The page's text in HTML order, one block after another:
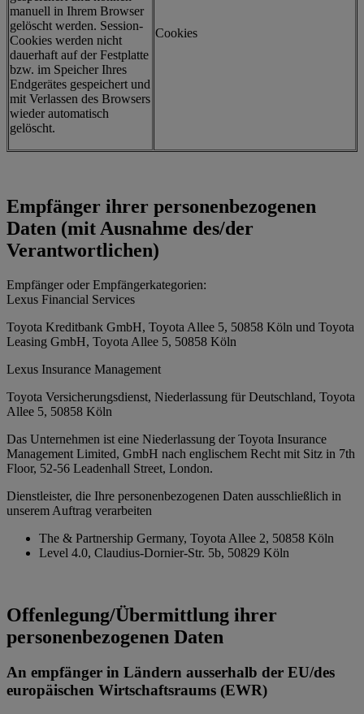
manuell in Ihrem Browser
gelöscht werden. Session-
Cookies werden nicht
dauerhaft auf der Festplatte
bzw. im Speicher Ihres
Endgerätes gespeichert und
mit Verlassen des Browsers
wieder automatisch
gelöscht.
Cookies
Empfänger ihrer personenbezogenen
Daten (mit Ausnahme des/der
Verantwortlichen)
Empfänger oder Empfängerkategorien:
Lexus Financial Services
Toyota Kreditbank GmbH, Toyota Allee 5, 50858 Köln und Toyota
Leasing GmbH, Toyota Allee 5, 50858 Köln
Lexus Insurance Management
Toyota Versicherungsdienst, Niederlassung für Deutschland, Toyota
Allee 5, 50858 Köln
Das Unternehmen ist eine Niederlassung der Toyota Insurance
Management Limited, GmbH nach englischem Recht mit Sitz in 7th
Floor, 52-56 Leadenhall Street, London.
Dienstleister, die Ihre personenbezogenen Daten ausschließlich in
unserem Auftrag verarbeiten
The & Partnership Germany, Toyota Allee 2, 50858 Köln
Level 4.0, Claudius-Dornier-Str. 5b, 50829 Köln
Offenlegung/Übermittlung ihrer
personenbezogenen Daten
An empfänger in Ländern ausserhalb der EU/des
europäischen Wirtschaftsraums (EWR)